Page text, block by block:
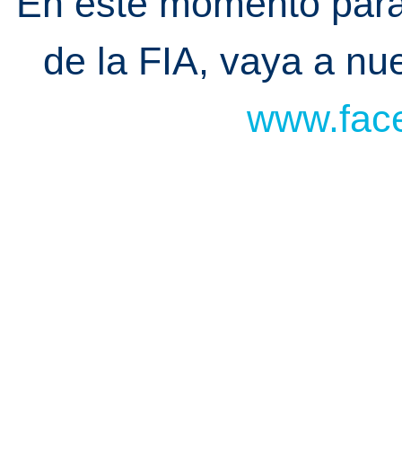
de la FIA, vaya a